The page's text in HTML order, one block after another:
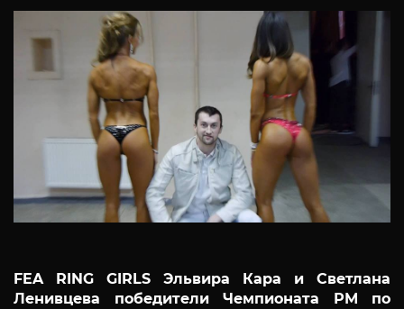
FEA RING GIRLS Эльвира Кара и Светлана
Ленивцева победители Чемпионата РМ по